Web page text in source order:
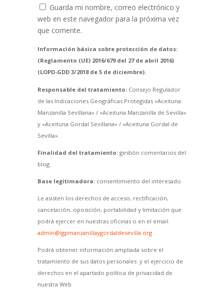
Guarda mi nombre, correo electrónico y
web en este navegador para la próxima vez
que comente.
Información básica sobre protección de datos:
(Reglamento (UE) 2016/679 del 27 de abril 2016)
(LOPD-GDD 3/2018 de 5 de diciembre).
Responsable del tratamiento:Consejo Regulador
de las Indicaciones Geográficas Protegidas «Aceituna
Manzanilla Sevillana» / «Aceituna Manzanilla de Sevilla»
y «Aceituna Gordal Sevillana» / «Aceituna Gordal de
Sevilla».
Finalidad del tratamiento:gestión comentarios del
blog.
Base legitimadora:consentimiento del interesado.
Le asisten los derechos de acceso, rectificación,
cancelación, oposición, portabilidad y limitación que
podrá ejercer en nuestras oficinas o en el email:
admin@igpmanzanillaygordaldesevilla.org
Podrá obtener información ampliada sobre el
tratamiento de sus datos personales y el ejercicio de
derechos en el apartado política de privacidad de
nuestra Web